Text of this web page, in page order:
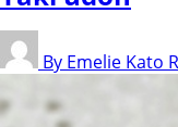
By Emelie Kato